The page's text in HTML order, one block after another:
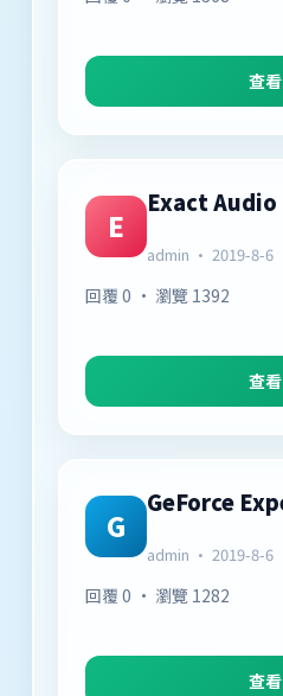
查看
E
admin · 2019-8-6
回覆 0 · 瀏覽 1392
查看
G
admin · 2019-8-6
回覆 0 · 瀏覽 1282
查看